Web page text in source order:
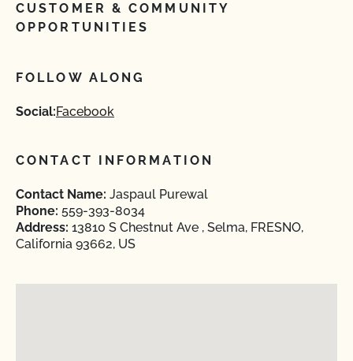
CUSTOMER & COMMUNITY
OPPORTUNITIES
FOLLOW ALONG
Social:Facebook
CONTACT INFORMATION
Contact Name: Jaspaul Purewal
Phone: 559-393-8034
Address: 13810 S Chestnut Ave , Selma, FRESNO,
California 93662, US